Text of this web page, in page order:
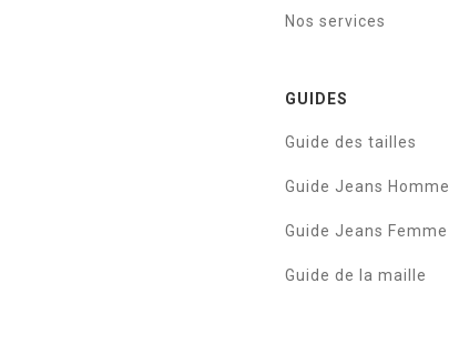
Nos services
GUIDES
Guide des tailles
Guide Jeans Homme
Guide Jeans Femme
Guide de la maille